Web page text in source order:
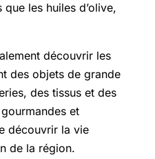
les huiles d’olive,
découvrir les
des objets de grande
des tissus et des
et
découvrir la vie
de la région.